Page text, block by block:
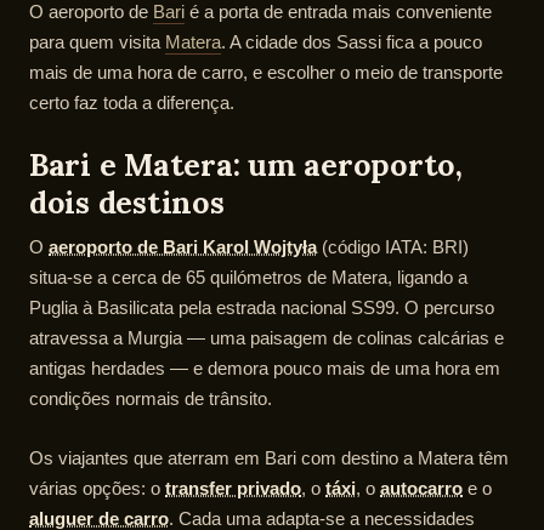
O aeroporto de Bari é a porta de entrada mais conveniente
para quem visita Matera. A cidade dos Sassi fica a pouco
mais de uma hora de carro, e escolher o meio de transporte
certo faz toda a diferença.
Bari e Matera: um aeroporto,
dois destinos
O aeroporto de Bari Karol Wojtyła(código IATA: BRI)
situa-se a cerca de 65 quilómetros de Matera, ligando a
Puglia à Basilicata pela estrada nacional SS99. O percurso
atravessa a Murgia — uma paisagem de colinas calcárias e
antigas herdades — e demora pouco mais de uma hora em
condições normais de trânsito.
Os viajantes que aterram em Bari com destino a Matera têm
várias opções: o transfer privado, o táxi, o autocarro e o
aluguer de carro. Cada uma adapta-se a necessidades